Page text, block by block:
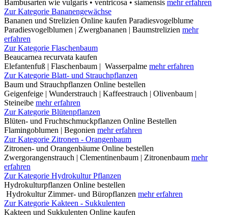
Bambusarten wie vulgaris • ventricosa • siamensis mehr erfahren
Zur Kategorie Bananengewächse
Bananen und Strelizien Online kaufen Paradiesvogelblume
Paradiesvogelblumen | Zwergbananen | Baumstrelizien mehr
erfahren
Zur Kategorie Flaschenbaum
Beaucarnea recurvata kaufen
Elefantenfuß | Flaschenbaum | Wasserpalme mehr erfahren
Zur Kategorie Blatt- und Strauchpflanzen
Baum und Strauchpflanzen Online bestellen
Geigenfeige | Wunderstrauch | Kaffeestrauch | Olivenbaum |
Steineibe mehr erfahren
Zur Kategorie Blütenpflanzen
Blüten- und Fruchtschmuckpflanzen Online Bestellen
Flamingoblumen | Begonien mehr erfahren
Zur Kategorie Zitronen - Orangenbaum
Zitronen- und Orangenbäume Online bestellen
Zwergorangenstrauch | Clementinenbaum | Zitronenbaum mehr
erfahren
Zur Kategorie Hydrokultur Pflanzen
Hydrokulturpflanzen Online bestellen
Hydrokultur Zimmer- und Büropflanzen mehr erfahren
Zur Kategorie Kakteen - Sukkulenten
Kakteen und Sukkulenten Online kaufen